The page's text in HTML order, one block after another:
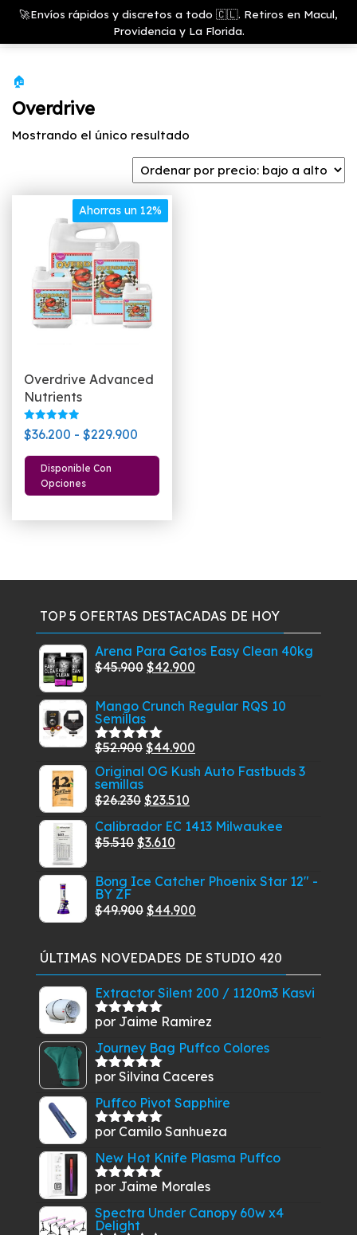
Saltar
contenido
🚀Envíos rápidos y discretos a todo 🇨🇱. Retiros en Macul,
Providencia y La Florida.
Growshop
& LED
Store
🏠
Overdrive
Mostrando el único resultado
Ahorras un 12%
Overdrive Advanced
Nutrients
Valorado
con
de 5
$36.200 - $229.900
de
desde
Disponible Con
Opciones
pueden
elegir
en
la
de
TOP 5 OFERTAS DESTACADAS DE HOY
Arena Para Gatos Easy Clean 40kg
$45.900 El
original
era:
$45.900.
$42.900
actual
Mango Crunch Regular RQS 10
Semillas
Valorado
con
5.00 de
5
$52.900 El
precio
era:
$52.900.
$44.900
precio
$44.900.
Original OG Kush Auto Fastbuds 3
semillas
$26.230 El
precio
original
$26.230.
$23.510
precio
$23.510.
Calibrador EC 1413 Milwaukee
$5.510 El
original
era:
$5.510.
$3.610
actual
es:
$3.610.
Bong Ice Catcher Phoenix Star 12" -
BY ZF
$49.900 El
original
$49.900.
$44.900
actual
$44.900.
ÚLTIMAS NOVEDADES DE STUDIO 420
Extractor Silent 200 / 1120m3 Kasvi
Valorado
por Jaime Ramirez
Journey Bag Puffco Colores
Valorado
por Silvina Caceres
Puffco Pivot Sapphire
Valorado
por Camilo Sanhueza
New Hot Knife Plasma Puffco
Valorado
por Jaime Morales
Spectra Under Canopy 60w x4
Delight